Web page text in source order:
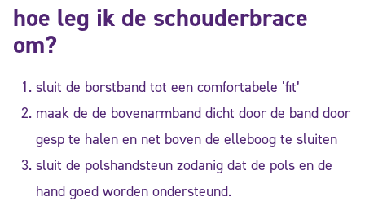
hoe leg ik de schouderbrace
om?
sluit de borstband tot een comfortabele ‘fit’
maak de de bovenarmband dicht door de band door
gesp te halen en net boven de elleboog te sluiten
sluit de polshandsteun zodanig dat de pols en de
hand goed worden ondersteund.